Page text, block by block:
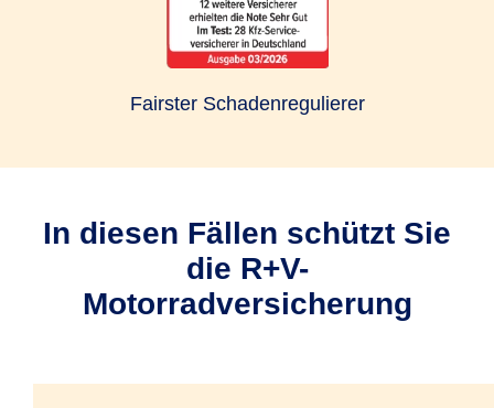
Fairster Schadenregulierer
In diesen Fällen schützt Sie
die R+V-
Motorradversicherung